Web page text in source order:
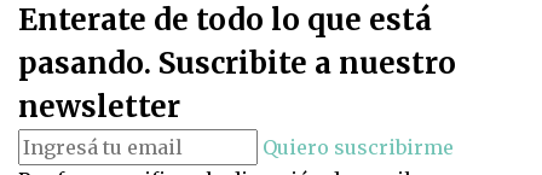
Enterate de todo lo que está
pasando. Suscribite a nuestro
newsletter
Quiero suscribirme